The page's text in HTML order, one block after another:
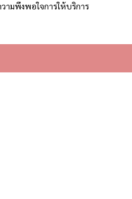
ามพึงพอใจการให้บริการ